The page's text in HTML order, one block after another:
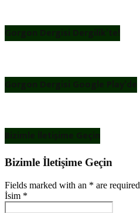
Gorgon Dergisi Dergilik’te!
Gorgon Dergisi Google Play’de
Bizimle İletişime Geçin
Bizimle İletişime Geçin
Fields marked with an * are required
İsim *